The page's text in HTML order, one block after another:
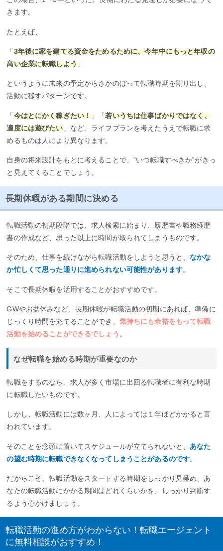
きます。
たとえば、
「 3年後に家を建てる資金をためるために、今年中にもっと年収の
高い企業に転職しよう」
というように未来の予定からさかのぼって転職時期を割り出し、
活動に移すパターンです。
「 今はとにかく稼ぎたい！ 」「若いうちは仕事ばかりではなく、
適度には遊びたい」など、ライフプランを考えたうえで転職に求
めるものは人により異なります。
自身の将来設計をもとに考えることで、”いつ転職すべきか”がきっ
と見えてくることでしょう。
長期休暇がある期間に決める
転職活動の初期段階では、求人検索に始まり、履歴書や職務経歴
書の作成など、思った以上に時間が取られてしまうものです。
そのため、仕事を続けながら転職活動をしようと思うと、なかな
か忙しくて思った通りに進められない可能性があります。
そこで長期休暇を活用することがおすすめです。
GWやお盆休みなど、長期休暇が転職活動の初期にあれば、準備に
じっくり時間を充てることができ、 気持ちにも余裕をもって転職
活動を始めることができるでしょう 。
なぜ転職を始める時期が重要なのか
転職をするのなら、求人が多く市場に出回る転職者に有利な時期
に転職したいものです。
しかし、転職活動には数ヶ月、人によっては１年ほどかかると言
われています。
そのことを念頭に置いてスケジュールが立てられないと、 あなた
の望む時期に転職できなくなってしまうことがあるのです。
だからこそ、転職活動をスタートする時期をしっかり見極め、あ
なたの転職活動にかかる期間はどれくらいかを、しっかり判断す
るよう心がけましょう。
転職活動の進め方がわからない！転職エージェント
に無料相談がおすすめ！